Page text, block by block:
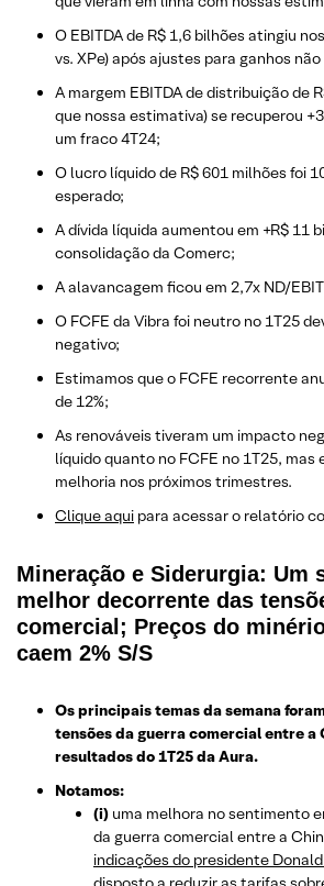
O EBITDA de R$ 1,6 bilhões atingiu
vs. XPe) após ajustes para ganhos
A margem EBITDA de distribuição de
que nossa estimativa) se recuperou
um fraco 4T24;
O lucro líquido de R$ 601 milhões foi
esperado;
A dívida líquida aumentou em +R$ 11
consolidação da Comerc;
A alavancagem ficou em 2,7x ND/
O FCFE da Vibra foi neutro no 1T25
negativo;
Estimamos que o FCFE recorrente
de 12%;
As renováveis tiveram um impacto
líquido quanto no FCFE no 1T25, mas
melhoria nos próximos trimestres.
​Clique aqui para acessar o relatório
Mineração e Siderurgia: Um
melhor decorrente das
comercial; Preços do
caem 2% S/S
Os principais temas da semana
tensões da guerra comercial entre a
resultados do 1T25 da Aura.
Notamos:
(i) uma melhora no sentimento
da guerra comercial entre a
indicações do presidente